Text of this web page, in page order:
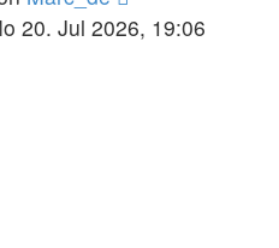
Beitrag
20. Jul 2026, 19:06